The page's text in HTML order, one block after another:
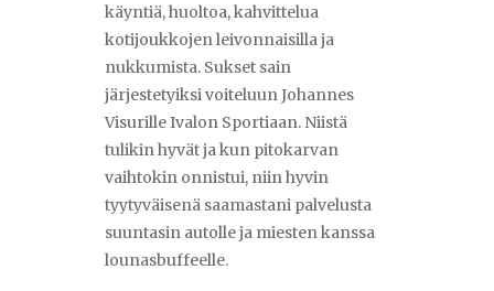
käyntiä, huoltoa, kahvittelua
kotijoukkojen leivonnaisilla ja
nukkumista. Sukset sain
järjestetyiksi voiteluun Johannes
Visurille Ivalon Sportiaan. Niistä
tulikin hyvät ja kun pitokarvan
vaihtokin onnistui, niin hyvin
tyytyväisenä saamastani palvelusta
suuntasin autolle ja miesten kanssa
lounasbuffeelle.